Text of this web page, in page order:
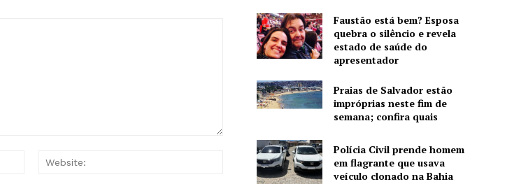
Email:* Website:
Faustão está bem? Esposa
quebra o silêncio e revela
estado de saúde do
apresentador
Praias de Salvador estão
impróprias neste fim de
semana; confira quais
Polícia Civil prende homem
em flagrante que usava
veículo clonado na Bahia